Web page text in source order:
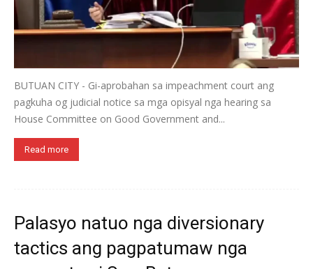
BUTUAN CITY - Gi-aprobahan sa impeachment court ang
pagkuha og judicial notice sa mga opisyal nga hearing sa
House Committee on Good Government and...
Read more
Palasyo natuo nga diversionary
tactics ang pagpatumaw nga